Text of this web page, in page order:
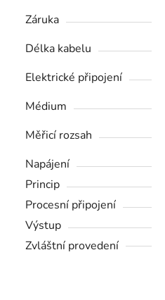
Záruka
Délka kabelu
Elektrické připojení
Médium
Měřicí rozsah
Napájení
Princip
Procesní připojení
Výstup
Zvláštní provedení